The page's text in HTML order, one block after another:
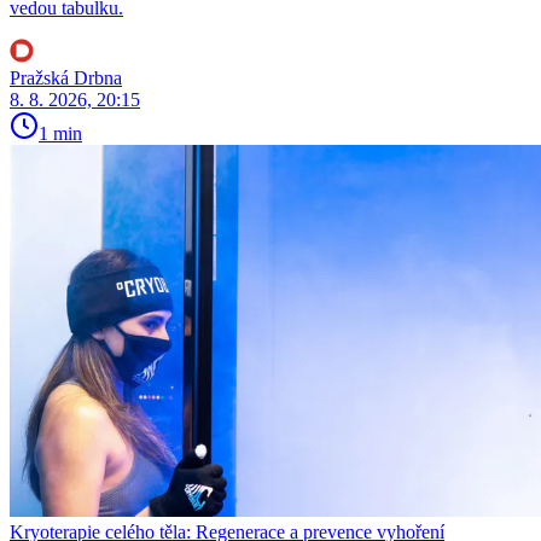
vedou tabulku.
Pražská Drbna
8. 8. 2026, 20:15
1 min
Kryoterapie celého těla: Regenerace a prevence vyhoření